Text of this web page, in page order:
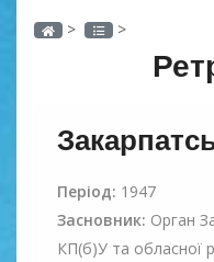
> >
Період: 1947
Засновник: Орган
КП(б)У та обласної